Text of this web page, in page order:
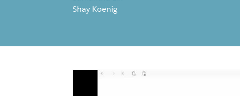
Shay Koenig